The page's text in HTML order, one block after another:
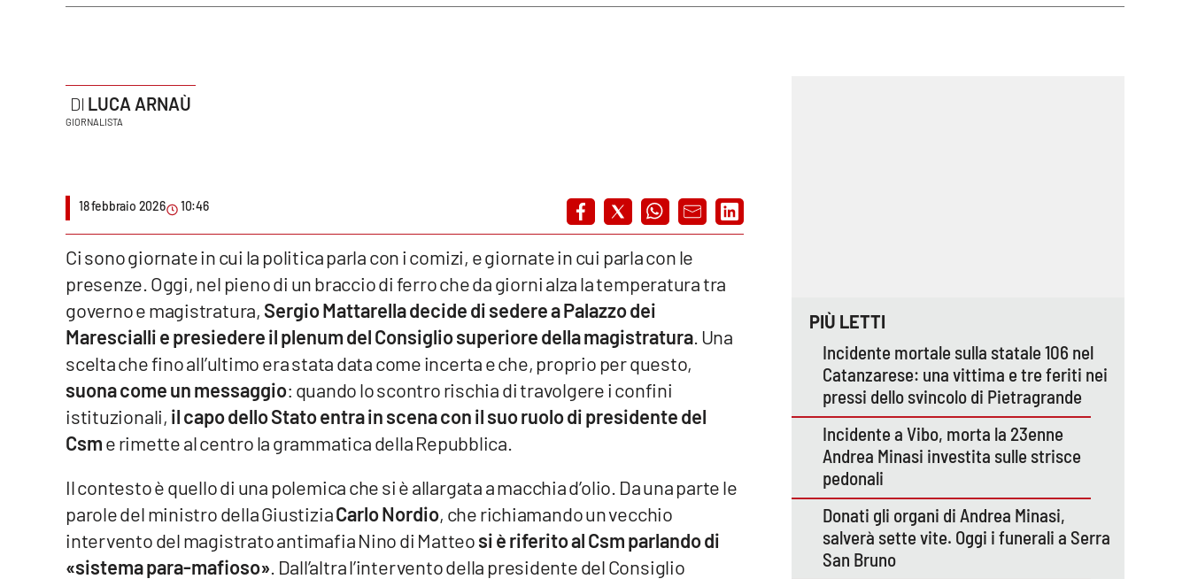
Good Morning Vietnam
Leggendo Alvaro insieme
Venti di comunicazione
Streaming
LUCA ARNAÙ
GIORNALISTA
18 febbraio 2026 10:46
Ci sono giornate in cui la politica parla con i comizi, e giornate in cui parla con le
presenze. Oggi, nel pieno di un braccio di ferro che da giorni alza la temperatura tra
governo e magistratura, Sergio Mattarella decide di sedere a Palazzo dei
Marescialli e presiedere il plenum del Consiglio superiore della magistratura . Una
scelta che fino all’ultimo era stata data come incerta e che, proprio per questo,
suona come un messaggio: quando lo scontro rischia di travolgere i confini
istituzionali, il capo dello Stato entra in scena con il suo ruolo di presidente del
Csme rimette al centro la grammatica della Repubblica.
Il contesto è quello di una polemica che si è allargata a macchia d’olio. Da una parte le
parole del ministro della GiustiziaCarlo Nordio, che richiamando un vecchio
intervento del magistrato antimafia Nino di Matteosi è riferito al Csm parlando di
«sistema para-mafioso» . Dall’altra l’intervento della presidente del Consiglio
PIÙ LETTI
Incidente mortale sulla statale 106 nel
Catanzarese: una vittima e tre feriti nei
pressi dello svincolo di Pietragrande
Incidente a Vibo, morta la 23enne
Andrea Minasi investita sulle strisce
pedonali
Donati gli organi di Andrea Minasi,
salverà sette vite. Oggi i funerali a Serra
San Bruno